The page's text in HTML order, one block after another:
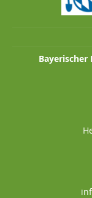
Bayerischer